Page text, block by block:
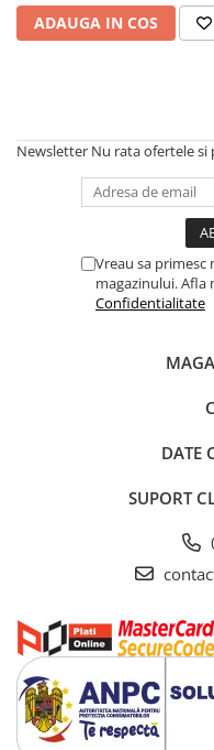
ADAUGA IN COS
Newsletter Nu rata ofertele
Vreau sa
magazinului. Afla
Confidentialitate
DATE
SUPORT